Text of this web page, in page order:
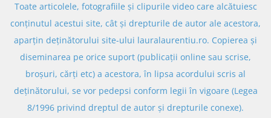
Toate articolele, fotografiile și clipurile video care alcătuiesc
conținutul acestui site, cât și drepturile de autor ale acestora,
aparțin deținătorului site-ului lauralaurentiu.ro. Copierea și
diseminarea pe orice suport (publicații online sau scrise,
broșuri, cărți etc) a acestora, în lipsa acordului scris al
deținătorului, se vor pedepsi conform legii în vigoare (Legea
8/1996 privind dreptul de autor și drepturile conexe).